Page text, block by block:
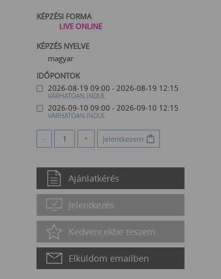
KÉPZÉSI FORMA
LIVE ONLINE
KÉPZÉS NYELVE
magyar
IDŐPONTOK
2026-08-19 09:00 - 2026-08-19 12:15
VÁRHATÓAN INDUL
2026-09-10 09:00 - 2026-09-10 12:15
VÁRHATÓAN INDUL
- + Jelentkezem
Ajánlatkérés
Jelentkezés
Kedvencekbe teszem
Elküldöm emailben